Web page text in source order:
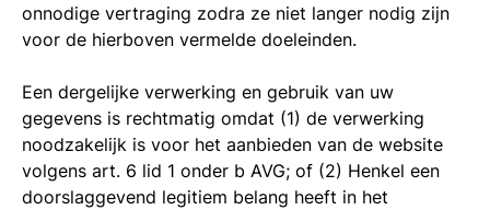
onnodige vertraging zodra ze niet langer nodig zijn
voor de hierboven vermelde doeleinden.
Een dergelijke verwerking en gebruik van uw
gegevens is rechtmatig omdat (1) de verwerking
noodzakelijk is voor het aanbieden van de website
volgens art. 6 lid 1 onder b AVG; of (2) Henkel een
doorslaggevend legitiem belang heeft in het